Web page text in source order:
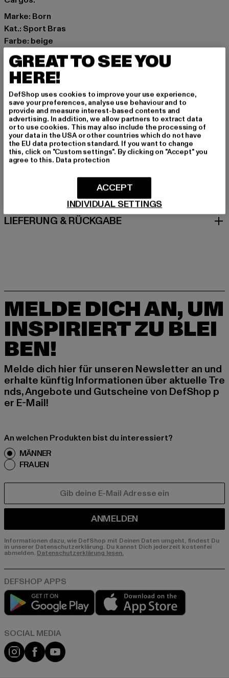
Marke: Born
Kat.: Sport Bras
Farbe: beige
Hersteller Farbe: beige
Materialzusammensetzung: 82% Polyester, 18%
Elasthan
Art.Nr: PD00007743-00003
Hersteller: Urban Styles Agency GmbH & Co. KG |
agentur@urbanstylesagency.com
Schanzenstraße 41 | 51063 Köln | DE
GRÖSSE & PASSFORM
PFLEGEHINWEISE
LIEFERUNG & RÜCKGABE
MELDE DICH AN, UM
INSPIRIERT ZU BLEI
BEN!
Melde dich hier für unseren Newsletter an und
erhalte künftig Informationen über aktuelle Tre
nds, Angebote und Gutscheine von DefShop p
er E-Mail!
An welchen Produkten bist du interessiert?
MÄNNER
FRAUEN
ANMELDEN
Informationen dazu, wie DefShop mit Deinen Daten umgeht, findest Du
in unserer Datenschutzerklärung. Du kannst Dich jederzeit kostenfei
abmelden. Datenschutzerklärung lesen.
Play market
Instagram
FacebookYouTube
GREAT TO SEE YOU
HERE!
DefShop uses cookies to improve your use experience,
save your preferences, analyse use behaviour and to
provide and measure interest-based contents and
advertising. In addition, we allow partners to extract data
or to use cookies. This may also include the processing of
your data in the USA or other countries which do not have
the EU data protection standard. If you want to change
this, click on "Custom settings". By clicking on "Accept" you
agree to this. Data protection
INDIVIDUAL SETTINGS
ACCEPT